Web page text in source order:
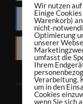
Deezer
RSS
Wir nutzen auf
Einige
Warenkorb)
nicht-
Optimierung
unserer
umfasst die
Ihrem
Verarbeitung.
um in den
Cookies
wenn Sie sich